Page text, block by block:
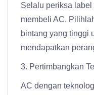
Selalu periksa
membeli AC.
bintang yang tinggi
mendapatkan
3. Pertimbangkan
AC dengan